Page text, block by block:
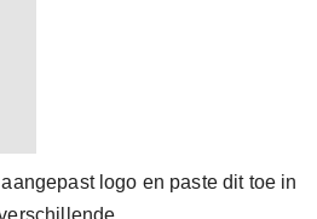
logo en paste dit toe in